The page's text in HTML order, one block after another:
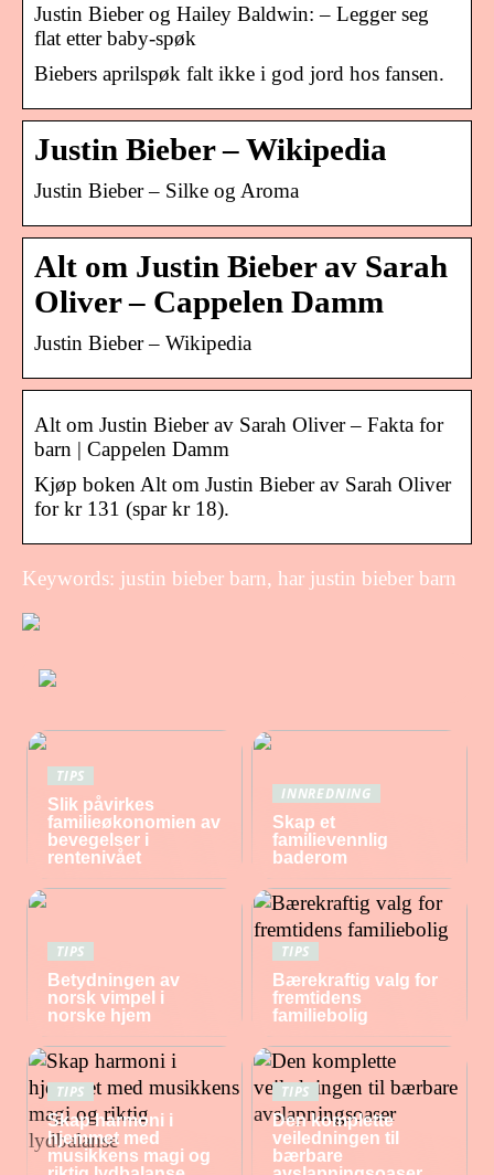
Justin Bieber og Hailey Baldwin: – Legger seg
flat etter baby-spøk
Biebers aprilspøk falt ikke i god jord hos fansen.
Justin Bieber – Wikipedia
Justin Bieber – Silke og Aroma
Alt om Justin Bieber av Sarah
Oliver – Cappelen Damm
Justin Bieber – Wikipedia
Alt om Justin Bieber av Sarah Oliver – Fakta for
barn | Cappelen Damm
Kjøp boken Alt om Justin Bieber av Sarah Oliver
for kr 131 (spar kr 18).
Keywords: justin bieber barn, har justin bieber barn
TIPS
Slik påvirkes
familieøkonomien av
bevegelser i
rentenivået
INNREDNING
Skap et
familievennlig
baderom
TIPS
Betydningen av
norsk vimpel i
norske hjem
TIPS
Bærekraftig valg for
fremtidens
familiebolig
TIPS
Skap harmoni i
hjemmet med
musikkens magi og
TIPS
Den komplette
veiledningen til
bærbare